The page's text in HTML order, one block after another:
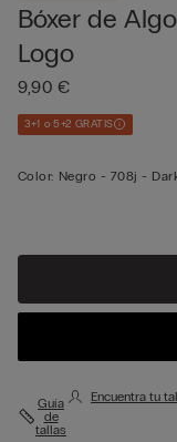
Bóxer de
Logo
9,90 €
3+1 o 5+2 GRATIS
Color: Negro - 708j -
Guía
de
tallas
Encuentra tu